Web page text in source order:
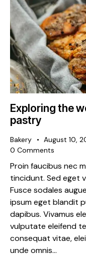
Exploring the
pastry
Bakery August 10,
0 Comments
Proin faucibus nec
tincidunt. Sed eget
Fusce sodales
ipsum eget blandit
dapibus. Vivamus
vulputate eleifend
consequat vitae,
unde omnis…